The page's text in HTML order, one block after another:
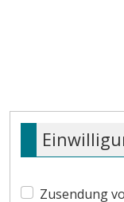
Zusendung